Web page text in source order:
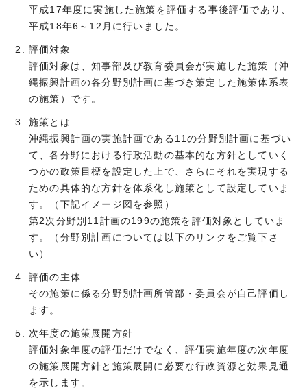
平成17年度に実施した施策を評価する事後評価であり、
平成18年6～12月に行いました。
評価対象
評価対象は、知事部及び教育委員会が実施した施策（沖
縄振興計画の各分野別計画に基づき策定した施策体系表
の施策）です。
施策とは
沖縄振興計画の実施計画である11の分野別計画に基づい
て、各分野における行政活動の基本的な方針としていく
つかの政策目標を設定した上で、さらにそれを実現する
ための具体的な方針を体系化し施策として設定していま
す。（下記イメージ図を参照）
第2次分野別11計画の199の施策を評価対象としていま
す。（分野別計画については以下のリンクをご覧下さ
い）
評価の主体
その施策に係る分野別計画所管部・委員会が自己評価し
ます。
次年度の施策展開方針
評価対象年度の評価だけでなく、評価実施年度の次年度
の施策展開方針と施策展開に必要な行政資源と効果見通
を示します。